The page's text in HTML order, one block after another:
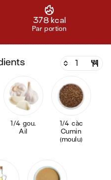
378 kcal
Par portion
1/4 gou.
Ail
1/4 càc
Cumin
(moulu)